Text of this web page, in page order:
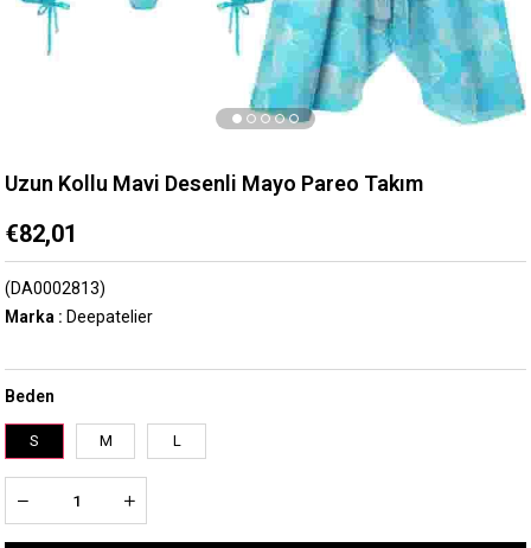
Uzun Kollu Mavi Desenli Mayo Pareo Takım
€82,01
(DA0002813)
Marka : Deepatelier
Beden
S M L